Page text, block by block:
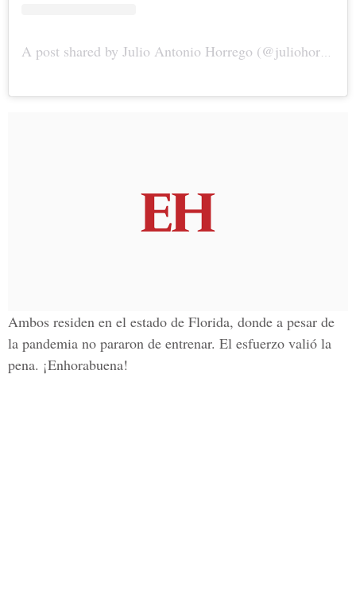
Ambos residen en el estado de Florida, donde a pesar de
la pandemia no pararon de entrenar. El esfuerzo valió la
pena. ¡Enhorabuena!